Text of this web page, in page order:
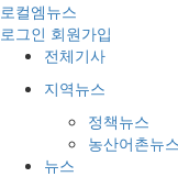
로컬엠뉴스
로그인 회원가입
전체기사
지역뉴스
정책뉴스
농산어촌뉴스
뉴스